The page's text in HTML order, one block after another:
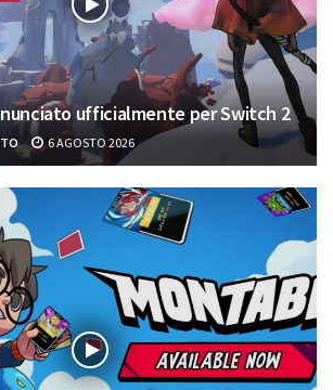
ufficialmente per Switch 2
6 AGOSTO 2026